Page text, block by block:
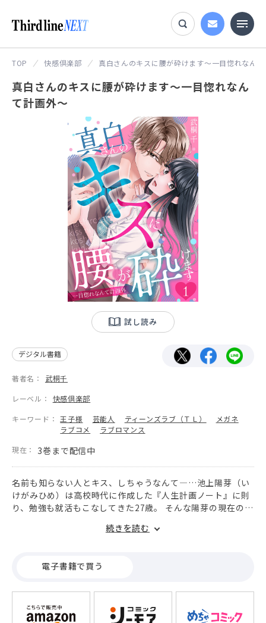
TOP 快感倶楽部 真白さんのキスに腰が砕けます～一目惚れなん
真白さんのキスに腰が砕けます～一目惚れなん
て計画外～
試し読み
デジタル書籍
著者名：
武桐千
レーベル：
快感倶楽部
キーワード：
王子様 芸能人 ティーンズラブ（ＴＬ）
メガネ
ラブコメ
ラブロマンス
現在：
3巻まで配信中
名前も知らない人とキス、しちゃうなんて―…池上陽芽（い
けがみひめ）は高校時代に作成した『人生計画ノート』に則
り、勉強も就活もこなしてきた27歳。 そんな陽芽の現在の計
する」こと。 そのために婚活に精を出す日々だったが、恋愛
さか、地味な自分には縁遠いと思っていた一目惚れなの？ド
女子・陽芽の初めての恋が幕を開ける―…！
続きを読む
電子書籍で買う